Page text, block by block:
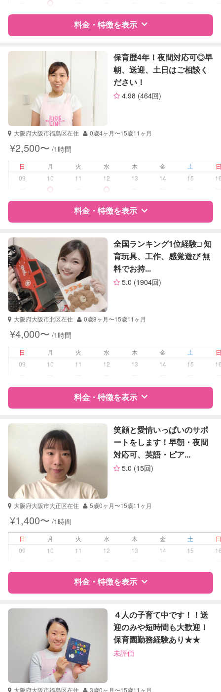
国語
料金・特徴を表示
特徴 料金 レビュー
サポートの特徴
資格
自治体届出済ベビーシッター
保育士
受験対策
学校/塾の補習・宿題
小学生
中学生
数学
古文
漢文
小論文
保育歴4年！夜間対応可◎早
朝、送迎、土日はご相談く
ださい！
4.98 (464回)
大阪府大阪市福島区在住 0歳4ヶ月〜15歳11ヶ月
¥2,500〜 /1時間
日 月 火 水 木 金 土
09
10 11 12 13 14 15
料金・特徴を表示
特徴 料金 レビュー
サポートの特徴
資格
企業型割引対象(旧内閣府補助対象)
自治体届出済ベビーシッター
保育士
幼稚園教諭
受験対策 なし
小論文
全国ランキング1位経験□️ 知
育玩具、工作、感覚遊び 無
料でお持...
5.0 (1904回)
大阪府大阪市北区在住 0歳8ヶ月〜15歳11ヶ月
¥4,000〜 /1時間
日 月 火 水 木 金 土
09
10 11 12 13 14 15
料金・特徴を表示
特徴 料金 レビュー
サポートの特徴
自治体届出済ベビーシッター
保育士
幼稚園教諭
受験対策 小学校受験
国語
算数
笑顔と愛情いっぱいのサポ
ートをします！早朝・夜間
対応可、英語・ピア...
5.0 (15回)
大阪府大阪市大正区在住 5歳0ヶ月〜15歳11ヶ月
¥1,400〜 /1時間
日 月 火 水 木 金 土
09
10 11 12 13 14 15
料金・特徴を表示
特徴 料金 レビュー
サポートの特徴
受験対策 大学受験
４人の子育て中です！！送
迎のみや短時間も大歓迎！
保育園勤務経験あり★★
未評価
大阪府大阪市福島区在住 3歳0ヶ月〜15歳11ヶ月